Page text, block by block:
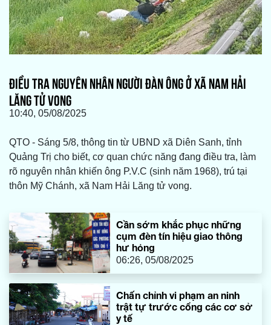
ĐIỀU TRA NGUYÊN NHÂN NGƯỜI ĐÀN ÔNG Ở XÃ NAM HẢI
LĂNG TỬ VONG
10:40, 05/08/2025
QTO - Sáng 5/8, thông tin từ UBND xã Diên Sanh, tỉnh
Quảng Trị cho biết, cơ quan chức năng đang điều tra, làm
rõ nguyên nhân khiến ông P.V.C (sinh năm 1968), trú tại
thôn Mỹ Chánh, xã Nam Hải Lăng tử vong.
Cần sớm khắc phục những
cụm đèn tín hiệu giao thông
hư hỏng
06:26, 05/08/2025
Chấn chỉnh vi phạm an ninh
trật tự trước cổng các cơ sở
y tế